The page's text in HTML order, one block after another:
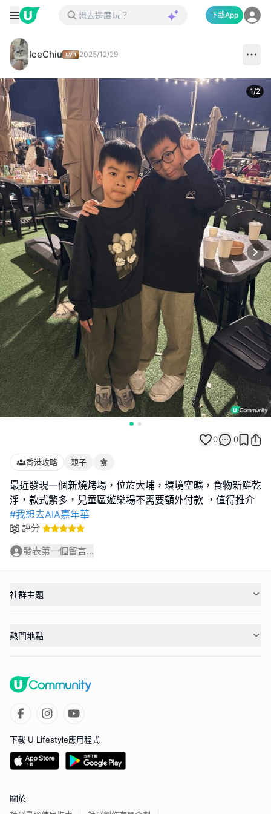
下載App
IceChiu 2025/12/29
1/2
0 0
香港攻略 親子 食
最近發現一個新燒烤場，位於大埔，環境空曠，食物新鮮乾
#我想去AIA嘉年華
評分
發表第一個留言...
社群主題
熱門地點
下載 U Lifestyle應用程式
關於